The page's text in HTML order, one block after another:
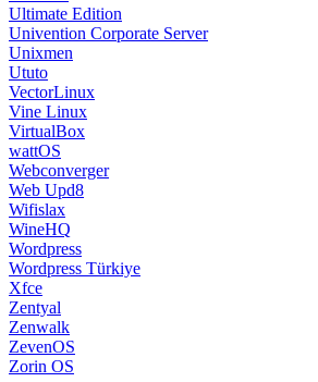
Ultimate Edition
Univention Corporate Server
Unixmen
Ututo
VectorLinux
Vine Linux
VirtualBox
wattOS
Webconverger
Web Upd8
Wifislax
WineHQ
Wordpress
Wordpress Türkiye
Xfce
Zentyal
Zenwalk
ZevenOS
Zorin OS